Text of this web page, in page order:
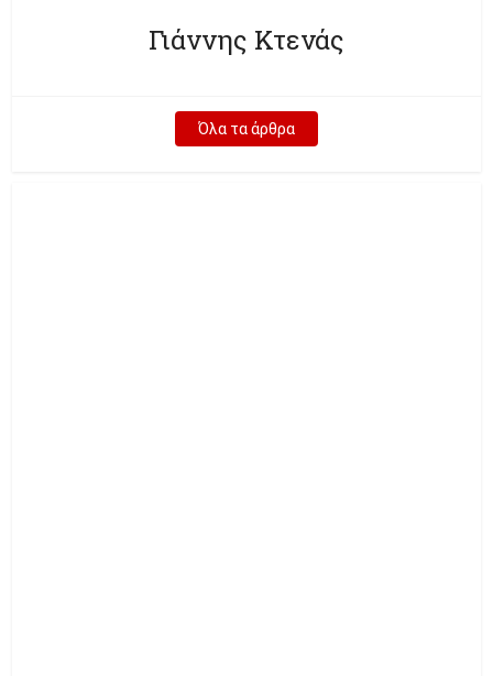
Γιάννης Κτενάς
Όλα τα άρθρα